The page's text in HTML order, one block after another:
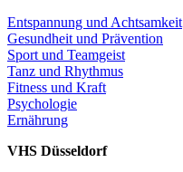
Entspannung und Achtsamkeit
Gesundheit und Prävention
Sport und Teamgeist
Tanz und Rhythmus
Fitness und Kraft
Psychologie
Ernährung
VHS Düsseldorf